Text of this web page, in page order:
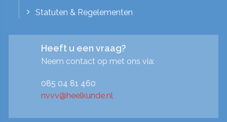
Statuten & Regelementen
Heeft u een vraag?
Neem contact op met ons via:
085 04 81 460
nvvv@heelkunde.nl